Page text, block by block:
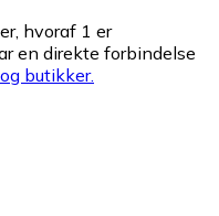
hvoraf 1 er
en direkte forbindelse
butikker.